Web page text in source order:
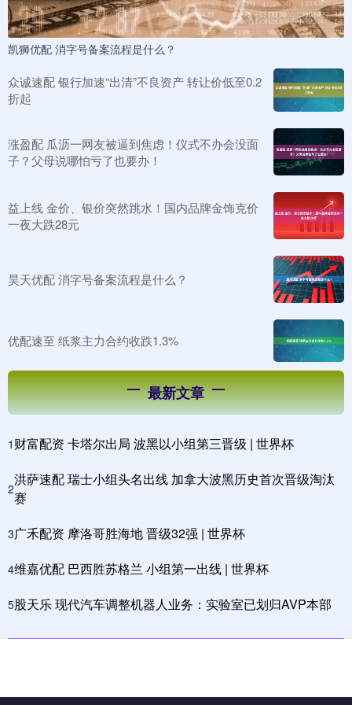
凯狮优配 消字号备案流程是什么？
众诚速配 银行加速“出清”不良资产 转让价低至0.2
折起
涨盈配 瓜沥一网友被逼到焦虑！仪式不办会没面
子？父母说哪怕亏了也要办！
益上线 金价、银价突然跳水！国内品牌金饰克价
一夜大跌28元
昊天优配 消字号备案流程是什么？
优配速至 纸浆主力合约收跌1.3%
最新文章
1 财富配资 卡塔尔出局 波黑以小组第三晋级 | 世界杯
2
洪萨速配 瑞士小组头名出线 加拿大波黑历史首次晋级淘汰
赛
3广禾配资 摩洛哥胜海地 晋级32强 | 世界杯
4维嘉优配 巴西胜苏格兰 小组第一出线 | 世界杯
5股天乐 现代汽车调整机器人业务：实验室已划归AVP本部